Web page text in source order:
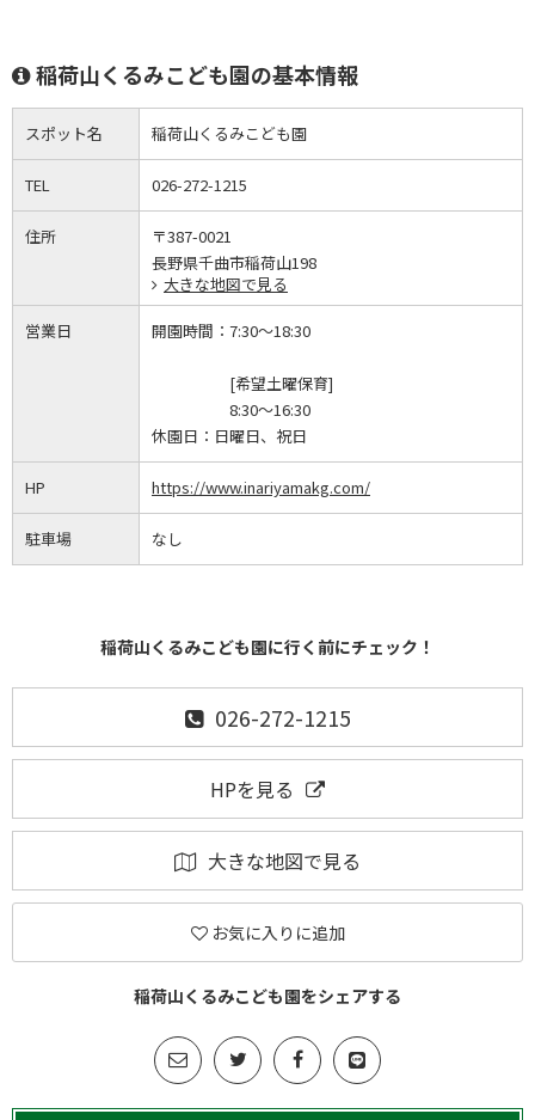
稲荷山くるみこども園の基本情報
スポット名 稲荷山くるみこども園
TEL 026-272-1215
住所
〒387-0021
長野県千曲市稲荷山198
大きな地図で見る
営業日 開園時間： 7:30～18:30
[希望土曜保育]
8:30～16:30
休園日： 日曜日、祝日
HP https://www.inariyamakg.com/
駐車場 なし
稲荷山くるみこども園に行く前にチェック！
026-272-1215
HPを見る
大きな地図で見る
お気に入りに追加
稲荷山くるみこども園をシェアする